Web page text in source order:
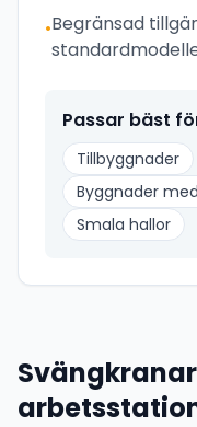
•Begränsad
Passar bäst
Tillbyggnader
Byggnader
Smala hallor